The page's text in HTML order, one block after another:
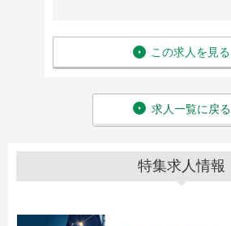
この求人を見る
求人一覧に戻る
特集求人情報